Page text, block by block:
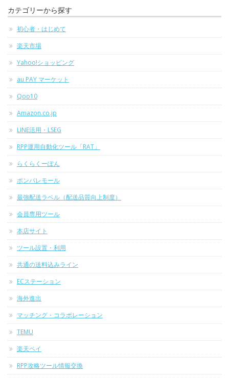
カテゴリーから探す
初心者・はじめて
楽天市場
Yahoo!ショッピング
au PAY マーケット
Qoo10
Amazon.co.jp
LINE活用・LSEG
RPP運用自動化ツール「RAT」
らくらくーぽん
ポンパレモール
最強配送ラベル（配送品質向上制度）
会員専用ツール
本店サイト
ツール設置・利用
共通の送料込みライン
ECステーション
海外進出
マッチング・コラボレーション
TEMU
楽天ペイ
RPP攻略ツール情報交換